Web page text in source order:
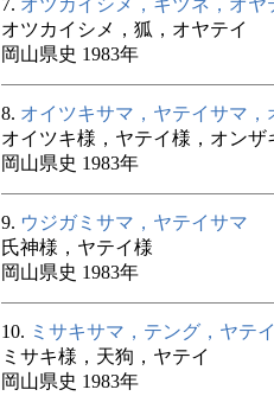
7. オツカイシメ，キツネ，オヤ
オツカイシメ，狐，オヤテイ
岡山県史 1983年
8. オイツキサマ，ヤテイサマ，
オイツキ様，ヤテイ様，オンザ
岡山県史 1983年
9. ウジガミサマ，ヤテイサマ
氏神様，ヤテイ様
岡山県史 1983年
10. ミサキサマ，テング，ヤテ
ミサキ様，天狗，ヤテイ
岡山県史 1983年